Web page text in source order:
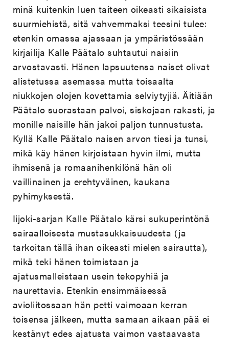
minä kuitenkin luen taiteen oikeasti sikaisista
suurmiehistä, sitä vahvemmaksi teesini tulee:
etenkin omassa ajassaan ja ympäristössään
kirjailija Kalle Päätalo suhtautui naisiin
arvostavasti. Hänen lapsuutensa naiset olivat
alistetussa asemassa mutta toisaalta
niukkojen olojen kovettamia selviytyjiä. Äitiään
Päätalo suorastaan palvoi, siskojaan rakasti, ja
monille naisille hän jakoi paljon tunnustusta.
Kyllä Kalle Päätalo naisen arvon tiesi ja tunsi,
mikä käy hänen kirjoistaan hyvin ilmi, mutta
ihmisenä ja romaanihenkilönä hän oli
vaillinainen ja erehtyväinen, kaukana
pyhimyksestä.
Iijoki-sarjan Kalle Päätalo kärsi sukuperintönä
sairaalloisesta mustasukkaisuudesta (ja
tarkoitan tällä ihan oikeasti mielen sairautta),
mikä teki hänen toimistaan ja
ajatusmalleistaan usein tekopyhiä ja
naurettavia. Etenkin ensimmäisessä
avioliitossaan hän petti vaimoaan kerran
toisensa jälkeen, mutta samaan aikaan pää ei
kestänyt edes ajatusta vaimon vastaavasta